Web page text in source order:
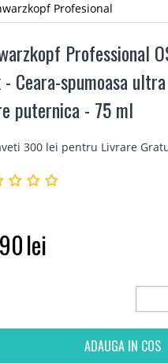
Profesional
Professional
- Ceara-spumoasa
puternica - 75 ml
300 lei pentru Livrare
lei
ADAUGA IN COS